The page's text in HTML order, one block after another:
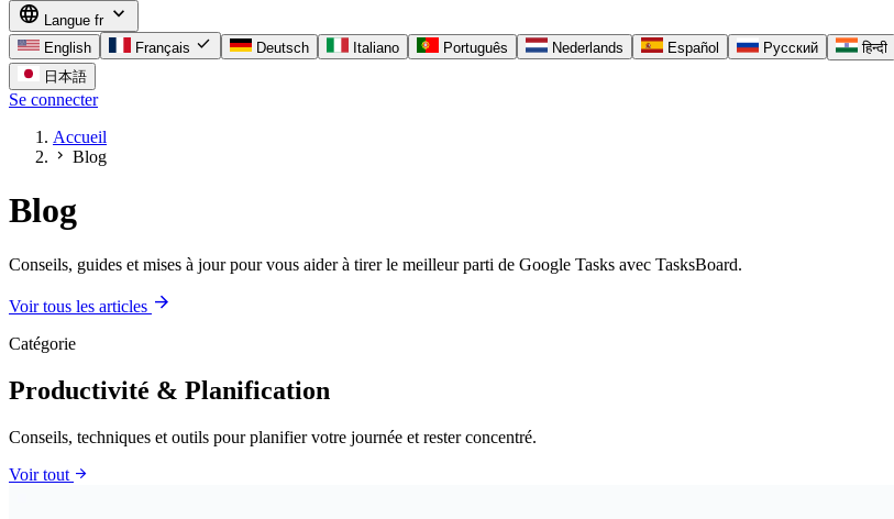
language Langue fr expand_more
English Français check Deutsch Italiano Português Nederlands Español Русский हिन्दी
日本語
Se connecter
Accueil
chevron_right Blog
Blog
Conseils, guides et mises à jour pour vous aider à tirer le meilleur parti de Google Tasks avec TasksBoard.
Voir tous les articles arrow_forward
Catégorie
Productivité & Planification
Conseils, techniques et outils pour planifier votre journée et rester concentré.
Voir tout arrow_forward